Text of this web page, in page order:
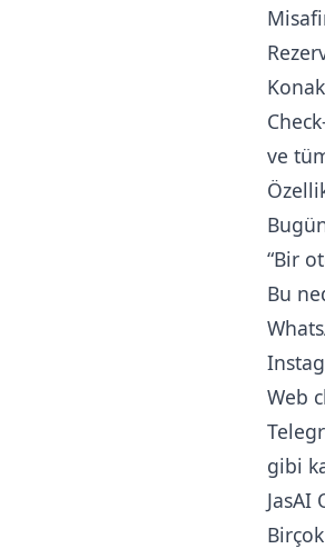
ve
“Bir
Bu
Web
gibi
JasAI